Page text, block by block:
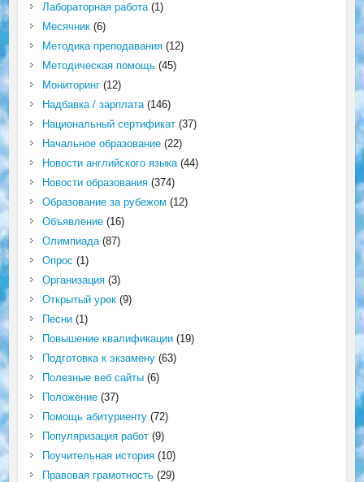
Лабораторная работа(1)
Месячник(6)
Методика преподавания(12)
Методическая помощь(45)
Мониторинг(12)
Надбавка / зарплата(146)
Национальный сертификат(37)
Начальное образование(22)
Новости английского языка(44)
Новости образования(374)
Образование за рубежом (12)
Объявление(16)
Олимпиада(87)
Опрос (1)
Организация(3)
Открытый урок(9)
Песни(1)
Повышение квалификации(19)
Подготовка к экзамену(63)
Полезные веб сайты(6)
Положение(37)
Помощь абитуриенту(72)
Популяризация работ(9)
Поучительная история(10)
Правовая грамотность(29)